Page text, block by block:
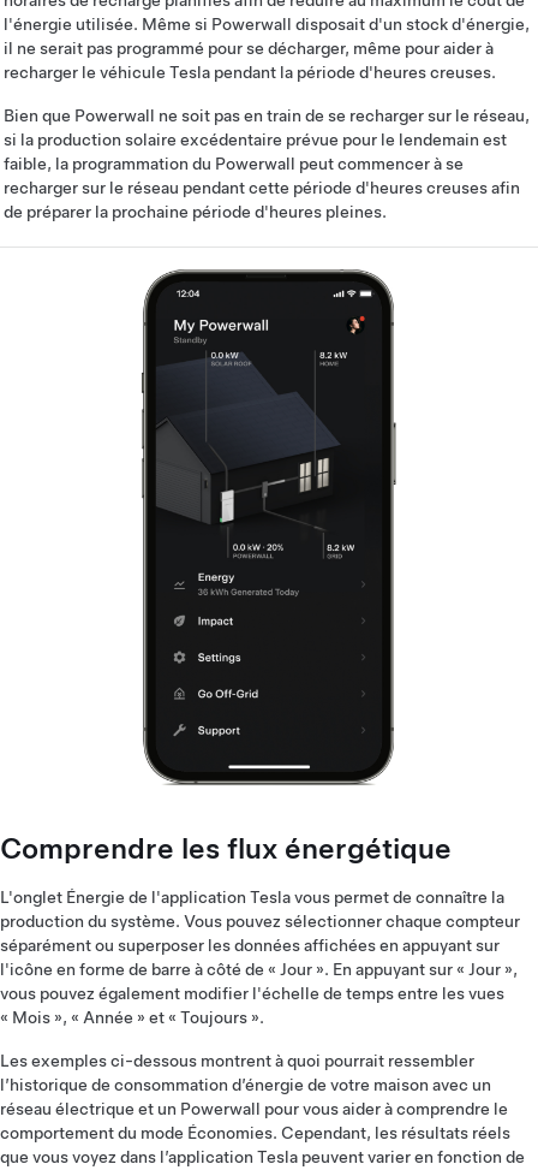
l'énergie utilisée. Même si Powerwall disposait d'un stock d'énergie,
il ne serait pas programmé pour se décharger, même pour aider à
recharger le véhicule Tesla pendant la période d'heures creuses.
Bien que Powerwall ne soit pas en train de se recharger sur le réseau,
si la production solaire excédentaire prévue pour le lendemain est
faible, la programmation du Powerwall peut commencer à se
recharger sur le réseau pendant cette période d'heures creuses afin
de préparer la prochaine période d'heures pleines.
Comprendre les flux énergétique
L'onglet Énergie de l'application Tesla vous permet de connaître la
production du système. Vous pouvez sélectionner chaque compteur
séparément ou superposer les données affichées en appuyant sur
l'icône en forme de barre à côté de « Jour ». En appuyant sur « Jour »,
vous pouvez également modifier l'échelle de temps entre les vues
« Mois », « Année » et « Toujours ».
Les exemples ci-dessous montrent à quoi pourrait ressembler
l’historique de consommation d’énergie de votre maison avec un
réseau électrique et un Powerwall pour vous aider à comprendre le
comportement du mode Économies. Cependant, les résultats réels
que vous voyez dans l’application Tesla peuvent varier en fonction de